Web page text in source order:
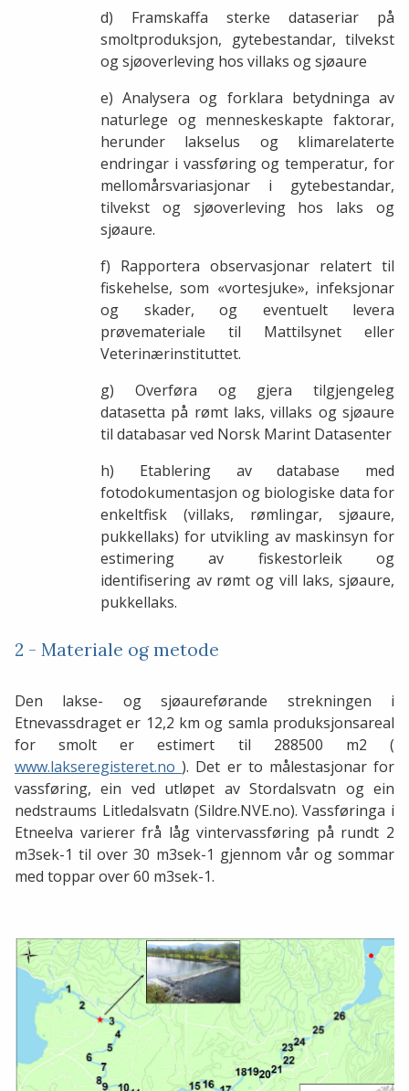
d) Framskaffa sterke dataseriar på
smoltproduksjon, gytebestandar, tilvekst
og sjøoverleving hos villaks og sjøaure
e) Analysera og forklara betydninga av
naturlege og menneskeskapte faktorar,
herunder lakselus og klimarelaterte
endringar i vassføring og temperatur, for
mellomårsvariasjonar i gytebestandar,
tilvekst og sjøoverleving hos laks og
sjøaure.
f) Rapportera observasjonar relatert til
fiskehelse, som «vortesjuke», infeksjonar
og skader, og eventuelt levera
prøvemateriale til Mattilsynet eller
Veterinærinstituttet.
g) Overføra og gjera tilgjengeleg
datasetta på rømt laks, villaks og sjøaure
til databasar ved Norsk Marint Datasenter
h) Etablering av database med
fotodokumentasjon og biologiske data for
enkeltfisk (villaks, rømlingar, sjøaure,
pukkellaks) for utvikling av maskinsyn for
estimering av fiskestorleik og
identifisering av rømt og vill laks, sjøaure,
pukkellaks.
2 - Materiale og metode
Den lakse- og sjøaureførande strekningen i
Etnevassdraget er 12,2 km og samla produksjonsareal
for smolt er estimert til 288500 m2 (
www.lakseregisteret.no). Det er to målestasjonar for
vassføring, ein ved utløpet av Stordalsvatn og ein
nedstraums Litledalsvatn (Sildre.NVE.no). Vassføringa i
Etneelva varierer frå låg vintervassføring på rundt 2
m3sek-1 til over 30 m3sek-1 gjennom vår og sommar
med toppar over 60 m3sek-1.